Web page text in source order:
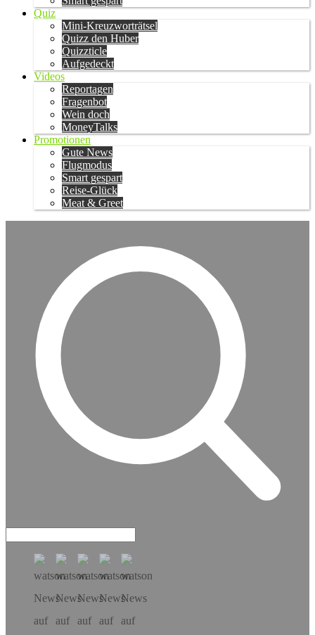
Quiz
Mini-Kreuzworträtsel
Quizz den Huber
Quizzticle
Aufgedeckt
Videos
Reportagen
Fragenbot
Wein doch
MoneyTalks
Promotionen
Gute News
Flugmodus
Smart gespart
Reise-Glück
Meat & Greet